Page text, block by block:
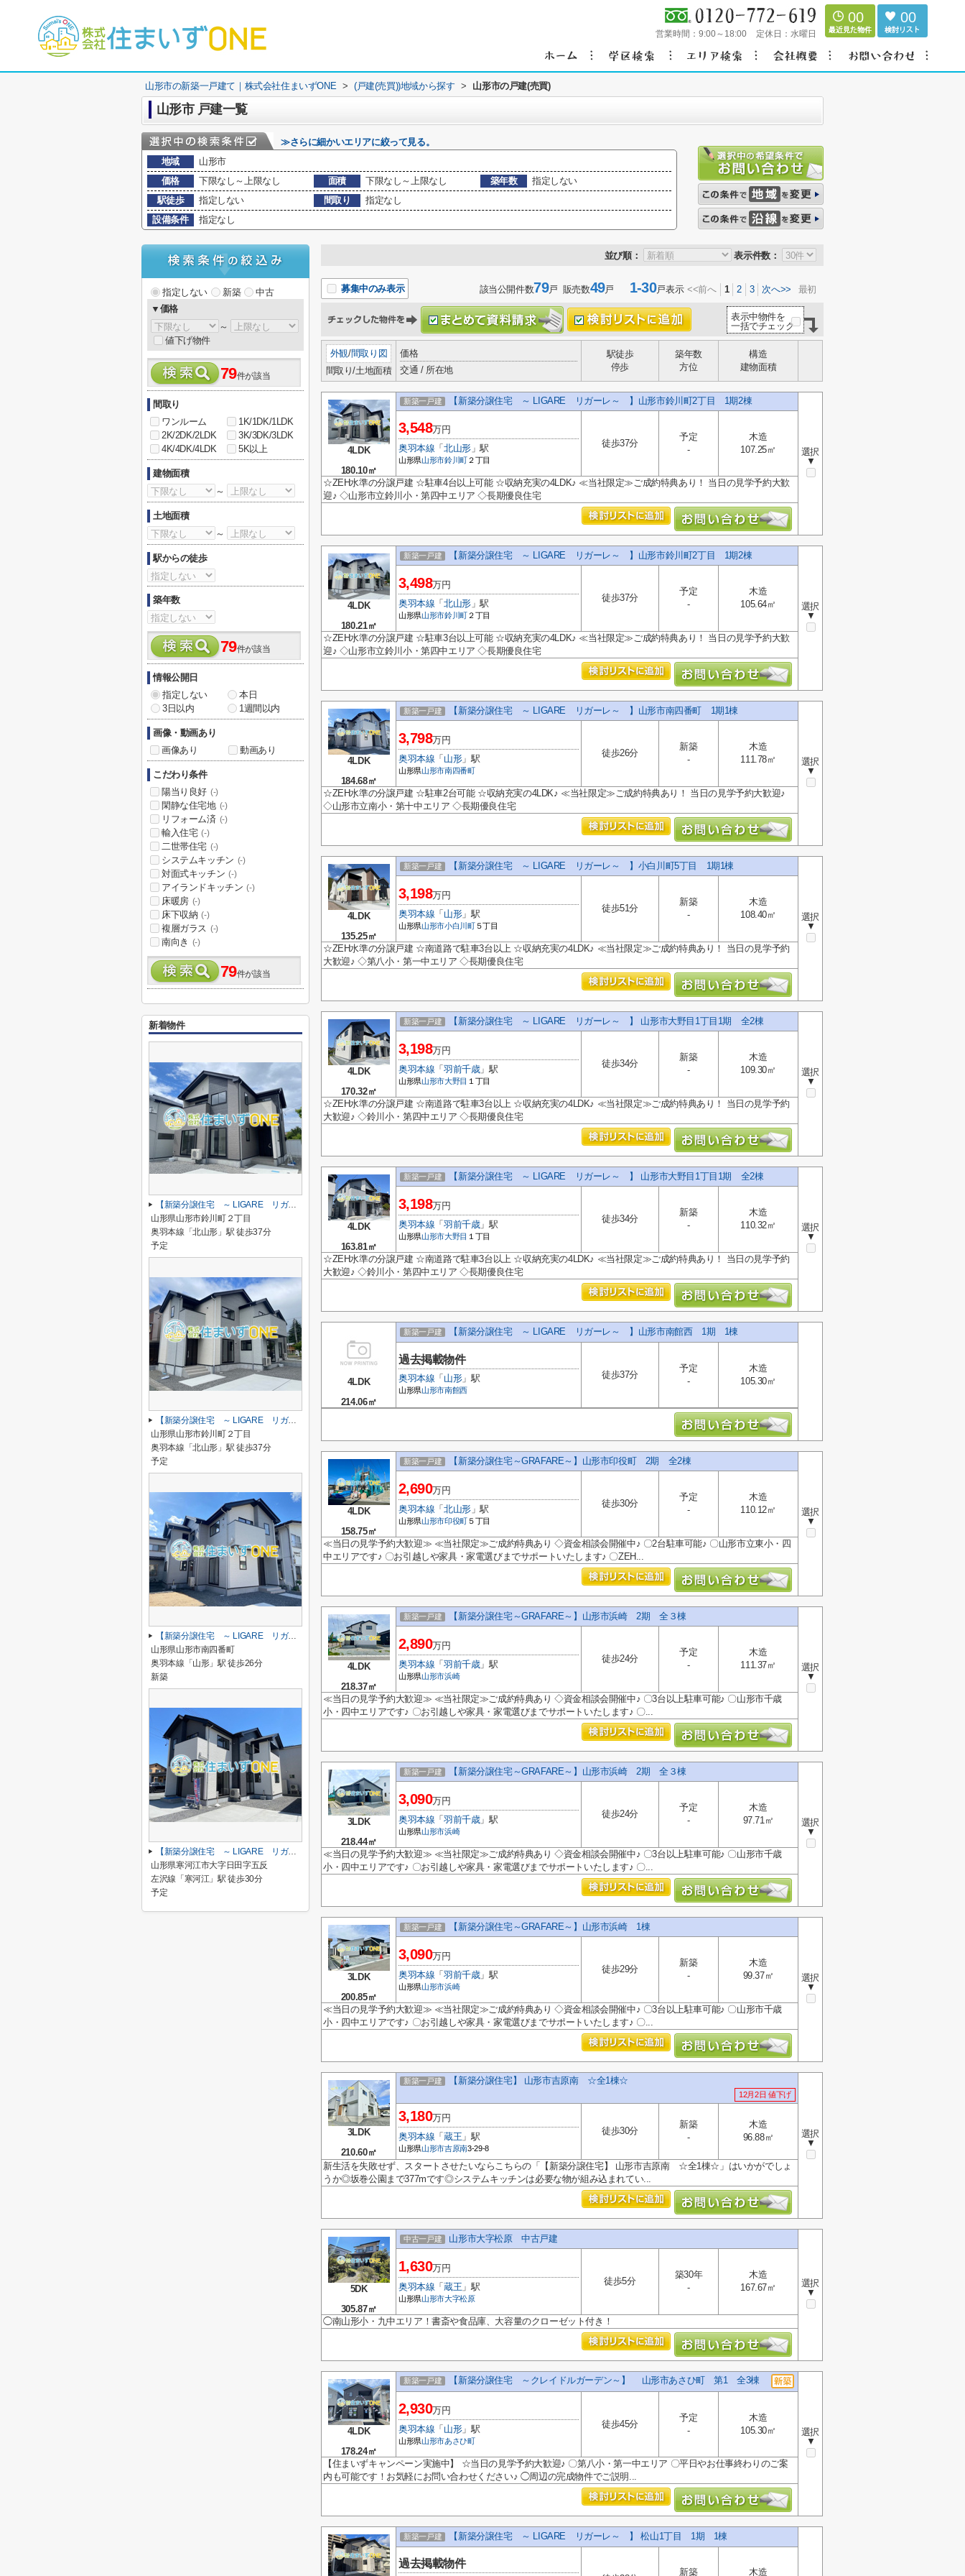
営業時間： 9:00～18:00 定休日： 水曜日
00 00
山形市の新築一戸建て｜株式会社住まいずONE > (戸建(売買))地域から探す > 山形市の戸建(売買)
山形市 戸建一覧
≫さらに細かいエリアに絞って見る。
地域
山形市
価格
下限なし～上限なし 面積 下限なし～上限なし 築年数
指定しない
駅徒歩
指定しない 間取り
指定なし
設備条件
指定なし
並び順： 表示件数：
募集中のみ表示 該当公開件数79戸 販売数49戸 1-30戸表示 <<前へ 1 2 3 次へ>> 最初
表示中物件を
一括でチェック
外観/間取り図
間取り/土地面積
価格
交通 / 所在地
駅徒歩
停歩
築年数
方位
構造
建物面積
4LDK
180.10㎡
新築一戸建 【新築分譲住宅 ～ LIGARE リガーレ～ 】山形市鈴川町2丁目 1期2棟
選択
▼
3,548万円
奥羽本線 「北山形」駅
山形県山形市鈴川町 ２丁目
徒歩37分
予定
-
木造
107.25㎡
☆ZEH水準の分譲戸建 ☆駐車4台以上可能 ☆収納充実の4LDK♪ ≪当社限定≫ご成約特典あり！ 当日の見学予約大歓
迎♪ ◇山形市立鈴川小・第四中エリア ◇長期優良住宅
4LDK
180.21㎡
新築一戸建 【新築分譲住宅 ～ LIGARE リガーレ～ 】山形市鈴川町2丁目 1期2棟
選択
▼
3,498万円
奥羽本線 「北山形」駅
山形県山形市鈴川町 ２丁目
徒歩37分
予定
-
木造
105.64㎡
☆ZEH水準の分譲戸建 ☆駐車3台以上可能 ☆収納充実の4LDK♪ ≪当社限定≫ご成約特典あり！ 当日の見学予約大歓
迎♪ ◇山形市立鈴川小・第四中エリア ◇長期優良住宅
4LDK
184.68㎡
新築一戸建 【新築分譲住宅 ～ LIGARE リガーレ～ 】山形市南四番町 1期1棟
選択
▼
3,798万円
奥羽本線 「 山形」駅
山形県山形市南四番町
徒歩26分
新築
-
木造
111.78㎡
☆ZEH水準の分譲戸建 ☆駐車2台可能 ☆収納充実の4LDK♪ ≪当社限定≫ご成約特典あり！ 当日の見学予約大歓迎♪
◇山形市立南小・第十中エリア ◇長期優良住宅
4LDK
135.25㎡
新築一戸建 【新築分譲住宅 ～ LIGARE リガーレ～ 】小白川町5丁目 1期1棟
選択
▼
3,198万円
奥羽本線 「 山形」駅
山形県山形市小白川町 ５丁目
徒歩51分
新築
-
木造
108.40㎡
☆ZEH水準の分譲戸建 ☆南道路で駐車3台以上 ☆収納充実の4LDK♪ ≪当社限定≫ご成約特典あり！ 当日の見学予約
大歓迎♪ ◇第八小・第一中エリア ◇長期優良住宅
4LDK
170.32㎡
新築一戸建 【新築分譲住宅 ～ LIGARE リガーレ～ 】 山形市大野目1丁目1期 全2棟
選択
▼
3,198万円
奥羽本線 「羽前千歳」駅
山形県山形市大野目 １丁目
徒歩34分
新築
-
木造
109.30㎡
☆ZEH水準の分譲戸建 ☆南道路で駐車3台以上 ☆収納充実の4LDK♪ ≪当社限定≫ご成約特典あり！ 当日の見学予約
大歓迎♪ ◇鈴川小・第四中エリア ◇長期優良住宅
4LDK
163.81㎡
新築一戸建 【新築分譲住宅 ～ LIGARE リガーレ～ 】 山形市大野目1丁目1期 全2棟
選択
▼
3,198万円
奥羽本線 「羽前千歳」駅
山形県山形市大野目 １丁目
徒歩34分
新築
-
木造
110.32㎡
☆ZEH水準の分譲戸建 ☆南道路で駐車3台以上 ☆収納充実の4LDK♪ ≪当社限定≫ご成約特典あり！ 当日の見学予約
大歓迎♪ ◇鈴川小・第四中エリア ◇長期優良住宅
4LDK
214.06㎡
新築一戸建 【新築分譲住宅 ～ LIGARE リガーレ～ 】山形市南館西 1期 1棟
過去掲載物件
奥羽本線 「 山形」駅
山形県山形市南館西
徒歩37分
予定
-
木造
105.30㎡
4LDK
158.75㎡
新築一戸建 【新築分譲住宅～GRAFARE～】山形市印役町 2期 全2棟
選択
▼
2,690万円
奥羽本線 「北山形」駅
山形県山形市印役町 ５丁目
徒歩30分
予定
-
木造
110.12㎡
≪当日の見学予約大歓迎≫ ≪当社限定≫ご成約特典あり ◇資金相談会開催中♪ 〇2台駐車可能♪ 〇山形市立東小・四
中エリアです♪ 〇お引越しや家具・家電選びまでサポートいたします♪ 〇ZEH...
4LDK
218.37㎡
新築一戸建 【新築分譲住宅～GRAFARE～】山形市浜崎 2期 全３棟
選択
▼
2,890万円
奥羽本線 「羽前千歳」駅
山形県山形市浜崎
徒歩24分
予定
-
木造
111.37㎡
≪当日の見学予約大歓迎≫ ≪当社限定≫ご成約特典あり ◇資金相談会開催中♪ 〇3台以上駐車可能♪ 〇山形市千歳
小・四中エリアです♪ 〇お引越しや家具・家電選びまでサポートいたします♪ 〇...
3LDK
218.44㎡
新築一戸建 【新築分譲住宅～GRAFARE～】山形市浜崎 2期 全３棟
選択
▼
3,090万円
奥羽本線 「羽前千歳」駅
山形県山形市浜崎
徒歩24分
予定
-
木造
97.71㎡
≪当日の見学予約大歓迎≫ ≪当社限定≫ご成約特典あり ◇資金相談会開催中♪ 〇3台以上駐車可能♪ 〇山形市千歳
小・四中エリアです♪ 〇お引越しや家具・家電選びまでサポートいたします♪ 〇...
3LDK
200.85㎡
新築一戸建 【新築分譲住宅～GRAFARE～】山形市浜崎 1棟
選択
▼
3,090万円
奥羽本線 「羽前千歳」駅
山形県山形市浜崎
徒歩29分
新築
-
木造
99.37㎡
≪当日の見学予約大歓迎≫ ≪当社限定≫ご成約特典あり ◇資金相談会開催中♪ 〇3台以上駐車可能♪ 〇山形市千歳
小・四中エリアです♪ 〇お引越しや家具・家電選びまでサポートいたします♪ 〇...
3LDK
210.60㎡
新築一戸建 【新築分譲住宅】 山形市吉原南 ☆全1棟☆
12月2日 値下げ
選択
▼
3,180万円
奥羽本線 「蔵王 」駅
山形県山形市吉原南3-29-8
徒歩30分
新築
-
木造
96.88㎡
新生活を失敗せず、スタートさせたいならこちらの「【新築分譲住宅】 山形市吉原南 ☆全1棟☆」はいかがでしょ
うか◎坂巻公園まで377mです◎システムキッチンは必要な物が組み込まれてい...
5DK
305.87㎡
中古一戸建 山形市大字松原 中古戸建
選択
▼
1,630万円
奥羽本線 「蔵王 」駅
山形県山形市大字松原
徒歩5分
築30年
-
木造
167.67㎡
◯南山形小・九中エリア！書斎や食品庫、大容量のクローゼット付き！
4LDK
178.24㎡
新築一戸建 【新築分譲住宅 ～クレイドルガーデン～】 山形市あさひ町 第1 全3棟
選択
▼
2,930万円
奥羽本線 「 山形」駅
山形県山形市あさひ町
徒歩45分
予定
-
木造
105.30㎡
【住まいずキャンペーン実施中】 ☆当日の見学予約大歓迎♪ 〇第八小・第一中エリア 〇平日やお仕事終わりのご案
内も可能です！お気軽にお問い合わせください♪ ◯周辺の完成物件でご説明...
新築一戸建 【新築分譲住宅 ～ LIGARE リガーレ～ 】 松山1丁目 1期 1棟
過去掲載物件
新築 木造
指定しない 新築
中古
▼価格
～
値下げ物件
79件が該当
間取り
ワンルーム
1K/1DK/1LDK
2K/2DK/2LDK
3K/3DK/3LDK
4K/4DK/4LDK
5K以上
建物面積
～
土地面積
～
駅からの徒歩
築年数
79件が該当
情報公開日
指定しない
本日
3日以内
1週間以内
画像・動画あり
画像あり
動画あり
こだわり条件
陽当り良好 (-)
閑静な住宅地 (-)
リフォーム済 (-)
輸入住宅 (-)
二世帯住宅 (-)
システムキッチン (-)
対面式キッチン (-)
アイランドキッチン (-)
床暖房 (-)
床下収納 (-)
複層ガラス (-)
南向き (-)
79件が該当
新着物件
【新築分譲住宅 ～ LIGARE リガーレ～ 】山形市鈴川町2丁目 1期2棟
山形県山形市鈴川町２丁目
奥羽本線「北山形」駅 徒歩37分
予定
【新築分譲住宅 ～ LIGARE リガーレ～ 】山形市鈴川町2丁目 1期2棟
山形県山形市鈴川町２丁目
奥羽本線「北山形」駅 徒歩37分
予定
【新築分譲住宅 ～ LIGARE リガーレ～ 】山形市南四番町 1期1棟
山形県山形市南四番町
奥羽本線「山形」駅 徒歩26分
新築
【新築分譲住宅 ～ LIGARE リガーレ～ 】寒河江市日田 1期1棟
山形県寒河江市大字日田字五反
左沢線「寒河江」駅 徒歩30分
予定